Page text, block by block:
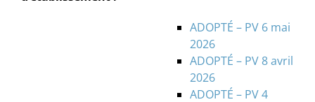
ADOPTÉ – PV 6 mai
2026
ADOPTÉ – PV 8 avril
2026
ADOPTÉ – PV 4